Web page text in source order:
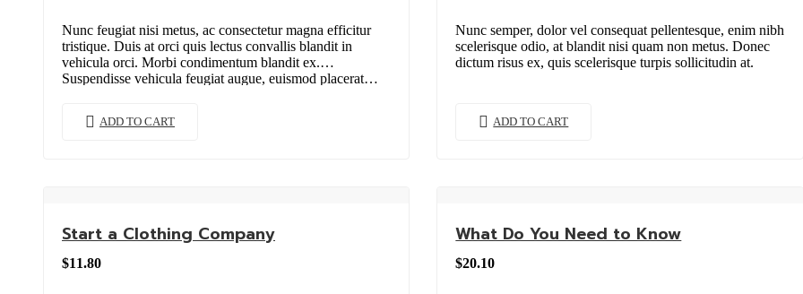
Nunc feugiat nisi metus, ac consectetur magna efficitur
tristique. Duis at orci quis lectus convallis blandit in
vehicula orci. Morbi condimentum blandit ex.
Suspendisse vehicula feugiat augue, euismod placerat…
ADD TO CART
Nunc semper, dolor vel consequat pellentesque, enim nibh
scelerisque odio, at blandit nisi quam non metus. Donec
dictum risus ex, quis scelerisque turpis sollicitudin at.
ADD TO CART
Start a Clothing Company
$11.80
What Do You Need to Know
$20.10